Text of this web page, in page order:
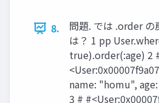
8.
問題. では .order の
は？ 1 pp
true).order(:age) 2
name: "homu",
3 #